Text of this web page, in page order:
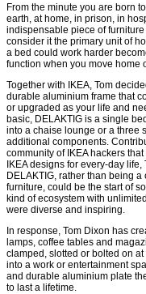
From the minute you are born
earth, at home, in prison, in
indispensable piece of
consider it the primary unit of
a bed could work harder
function when you move home
Together with IKEA, Tom
durable aluminium frame that
or upgraded as your life and
basic, DELAKTIG is a single
into a chaise lounge or a three
additional components.
community of IKEA hackers
IKEA designs for every-day
DELAKTIG, rather than being
furniture, could be the start of
kind of ecosystem with
were diverse and inspiring.
In response, Tom Dixon has
lamps, coffee tables and
clamped, slotted or bolted on
into a work or entertainment
and durable aluminium plate
to last a lifetime.